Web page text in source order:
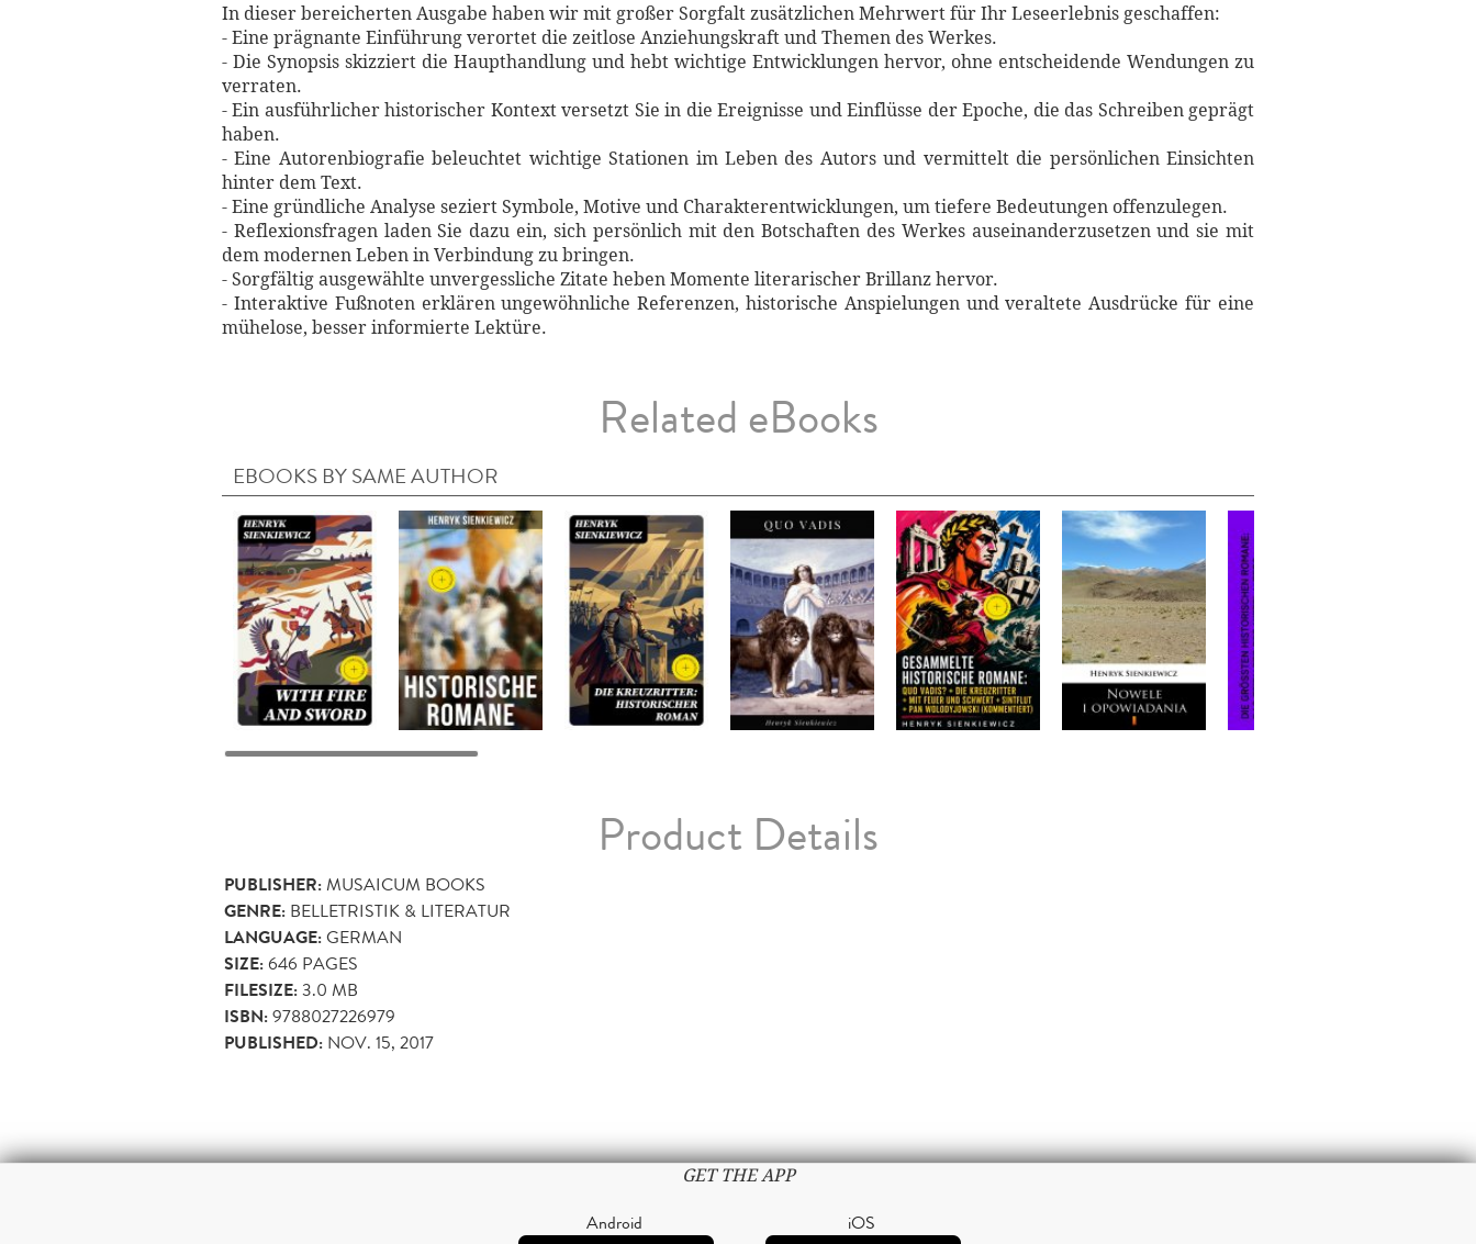
In dieser bereicherten Ausgabe haben wir mit großer Sorgfalt zusätzlichen Mehrwert für Ihr Leseerlebnis geschaffen:
- Eine prägnante Einführung verortet die zeitlose Anziehungskraft und Themen des Werkes.
- Die Synopsis skizziert die Haupthandlung und hebt wichtige Entwicklungen hervor, ohne entscheidende Wendungen zu
verraten.
- Ein ausführlicher historischer Kontext versetzt Sie in die Ereignisse und Einflüsse der Epoche, die das Schreiben geprägt
haben.
- Eine Autorenbiografie beleuchtet wichtige Stationen im Leben des Autors und vermittelt die persönlichen Einsichten
hinter dem Text.
- Eine gründliche Analyse seziert Symbole, Motive und Charakterentwicklungen, um tiefere Bedeutungen offenzulegen.
- Reflexionsfragen laden Sie dazu ein, sich persönlich mit den Botschaften des Werkes auseinanderzusetzen und sie mit
dem modernen Leben in Verbindung zu bringen.
- Sorgfältig ausgewählte unvergessliche Zitate heben Momente literarischer Brillanz hervor.
- Interaktive Fußnoten erklären ungewöhnliche Referenzen, historische Anspielungen und veraltete Ausdrücke für eine
mühelose, besser informierte Lektüre.
Related eBooks
EBOOKS BY SAME AUTHOR
Product Details
PUBLISHER:MUSAICUM BOOKS
GENRE: BELLETRISTIK & LITERATUR
LANGUAGE:GERMAN
SIZE:646 PAGES
FILESIZE:3.0 MB
ISBN:9788027226979
PUBLISHED: NOV. 15, 2017
GET THE APP
Android iOS